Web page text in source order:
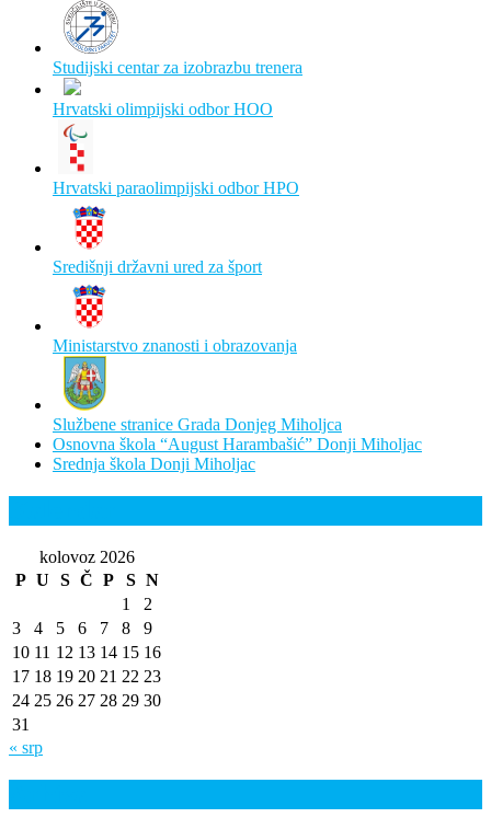
Studijski centar za izobrazbu trenera
Hrvatski olimpijski odbor HOO
Hrvatski paraolimpijski odbor HPO
Središnji državni ured za šport
Ministarstvo znanosti i obrazovanja
Službene stranice Grada Donjeg Miholjca
Osnovna škola “August Harambašić” Donji Miholjac
Srednja škola Donji Miholjac
kolovoz 2026
P U S Č P S N
1
2
3
4 5 6 7 8
9
10 11 12 13 14 15 16
17 18 19 20 21 22 23
24 25 26 27 28 29 30
31
« srp